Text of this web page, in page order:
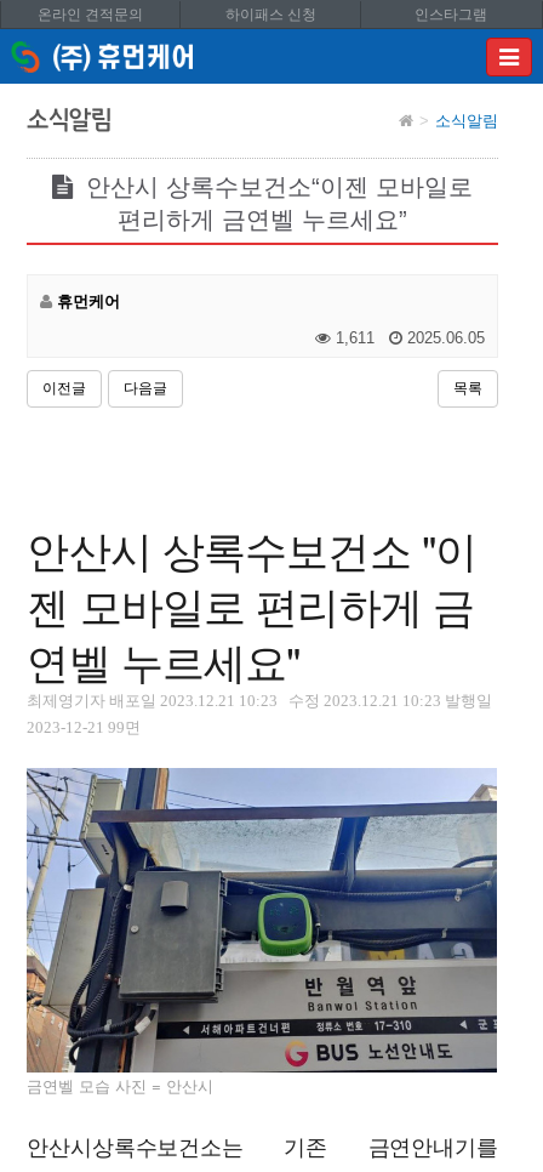
온라인 견적문의 하이패스 신청 인스타그램
이메
입력
소식알림 소식알림
안산시 상록수보건소“이젠 모바일로
편리하게 금연벨 누르세요”
휴먼케어
1,611
2025.06.05
이전글 다음글 목록
안산시 상록수보건소 "이
젠 모바일로 편리하게 금
연벨 누르세요"
최제영기자 배포일 2023.12.21 10:23 수정 2023.12.21 10:23 발행일
2023-12-21 99면
금연벨 모습 사진 = 안산시
안산시상록수보건소는 기존 금연안내기를